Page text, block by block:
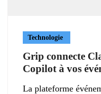
Technologie
Grip connecte
Copilot à vos
La plateforme